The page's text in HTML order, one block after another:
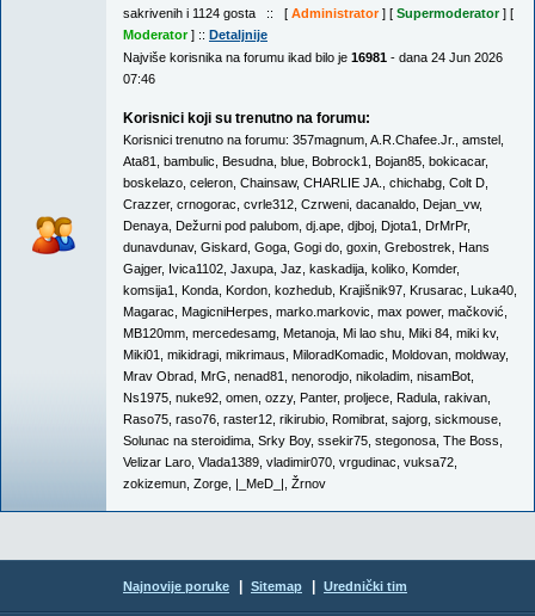
sakrivenih i 1124 gosta :: [ Administrator] [ Supermoderator] [
Moderator] :: Detaljnije
Najviše korisnika na forumu ikad bilo je 16981 - dana 24 Jun 2026
07:46
Korisnici koji su trenutno na forumu:
Korisnici trenutno na forumu: 357magnum A.R.Chafee.Jr. amstel
Ata81
bambulic Besudna blue Bobrock1 Bojan85 bokicacar,
boskelazo celeron Chainsaw, CHARLIE JA. chichabg Colt D
Crazzer, crnogorac cvrle312 Czrweni dacanaldo Dejan_vw,
Denaya Dežurni pod palubom dj.ape djboj Djota1 DrMrPr,
dunavdunav, Giskard Goga Gogi do goxin Grebostrek Hans
Gajger, Ivica1102 Jaxupa Jaz kaskadija koliko Komder,
komsija1
Konda Kordon kozhedub Krajišnik97 Krusarac Luka40
Magarac MagicniHerpes marko.markovic max power, mačković
MB120mm mercedesamg Metanoja Mi lao shu Miki 84 miki kv,
Miki01
mikidragi mikrimaus MiloradKomadic Moldovan moldway,
Mrav Obrad MrG nenad81 nenorodjo nikoladim nisamBot
Ns1975 nuke92 omen ozzy, Panter, proljece Radula rakivan
Raso75 raso76 raster12 rikirubio Romibrat sajorg sickmouse
Solunac na steroidima Srky Boy, ssekir75 stegonosa The Boss
Velizar Laro Vlada1389 vladimir070 vrgudinac vuksa72
zokizemun Zorge |_MeD_| Žrnov
Najnovije poruke Sitemap Urednički tim